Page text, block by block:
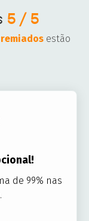
5 / 5
estão
de 99% nas